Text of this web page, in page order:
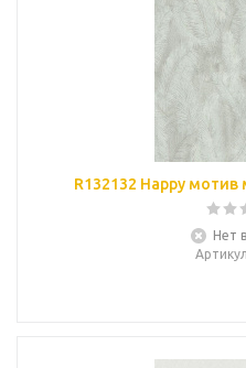
R132132
Нет
Артикул